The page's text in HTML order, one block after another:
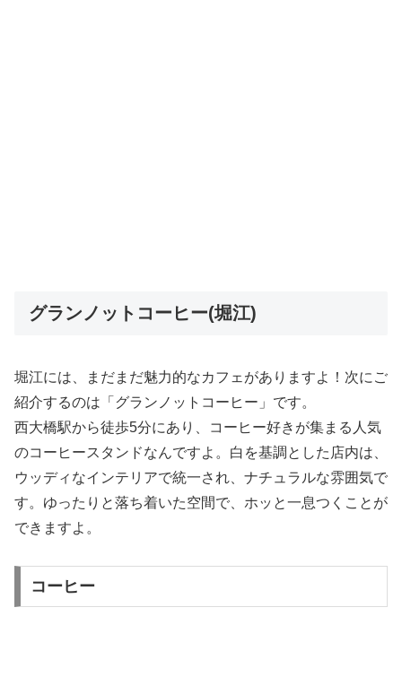
グランノットコーヒー(堀江)
堀江には、まだまだ魅力的なカフェがありますよ！次にご
紹介するのは「グランノットコーヒー」です。
西大橋駅から徒歩5分にあり、コーヒー好きが集まる人気
のコーヒースタンドなんですよ。白を基調とした店内は、
ウッディなインテリアで統一され、ナチュラルな雰囲気で
す。ゆったりと落ち着いた空間で、ホッと一息つくことが
できますよ。
コーヒー